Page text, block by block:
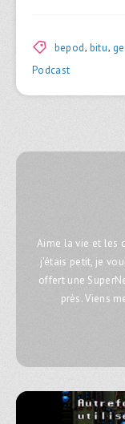
bepod, bitu,
Podcast
Aime la vie et les
j'étais petit, je
offert une
près. Viens